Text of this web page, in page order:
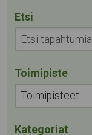
Etsi
Toimipiste
Kategoriat